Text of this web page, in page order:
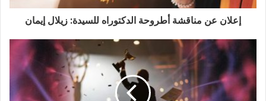
إعلان عن مناقشة أطروحة الدكتوراه للسيدة: زيلال إيمان